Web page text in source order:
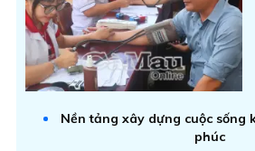
Nền tảng xây dựng cuộc sống
phúc